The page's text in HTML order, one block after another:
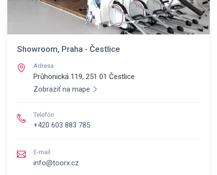
Showroom, Praha - Čestlice
Adresa
Průhonická 119, 251 01 Čestlice
Zobraziť na mape
Telefón
+420 603 883 785
E-mail
info@toorx.cz